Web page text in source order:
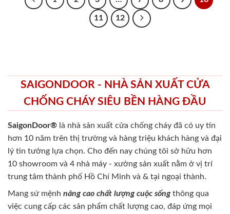
11 12
SAIGONDOOR - NHÀ SẢN XUẤT CỬA
CHỐNG CHÁY SIÊU BỀN HÀNG ĐẦU
SaigonDoor® là nhà sản xuất cửa chống cháy đã có uy tín
hơn 10 năm trên thị trường và hàng triệu khách hàng và đại
lý tin tưởng lựa chọn. Cho đến nay chúng tôi sở hữu hơn
10 showroom và 4 nhà máy - xưởng sản xuất nằm ở vị trí
trung tâm thành phố Hồ Chí Minh và & tại ngoại thành.
Mang sứ mệnh nâng cao chất lượng cuộc sốngthông qua
việc cung cấp các sản phẩm chất lượng cao, đáp ứng mọi